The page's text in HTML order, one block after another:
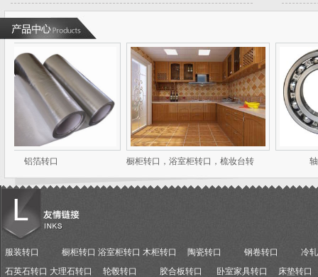
铝箔转口 橱柜转口，浴室柜转口，梳妆台转 轴
服装转口 橱柜转口 浴室柜转口 木柜转口 陶瓷转口 钢卷转口
冷
石英石转口 大理石转口
轮毂转口 胶合板转口 卧室家具转口
床垫转口